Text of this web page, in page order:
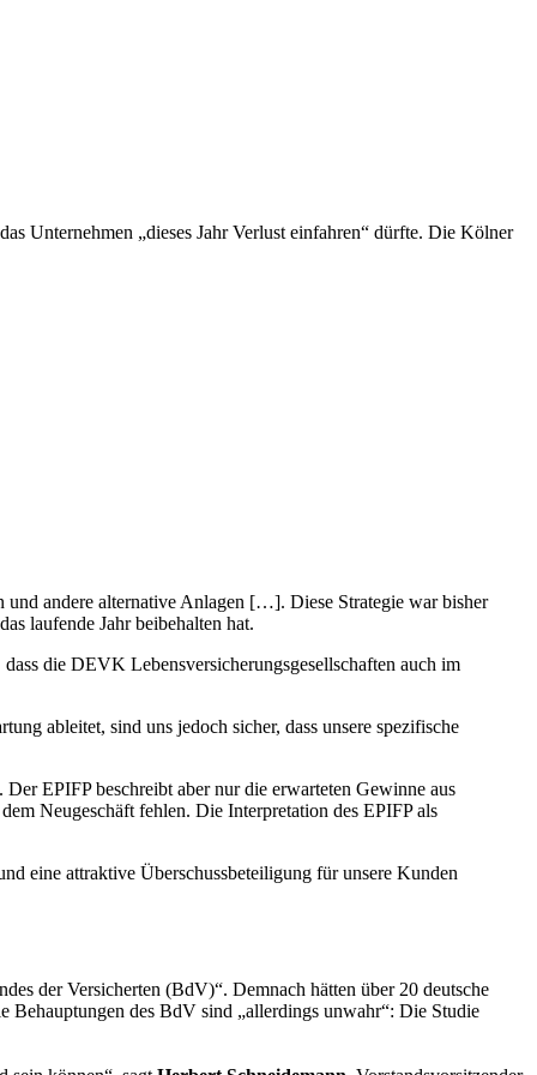
Unternehmen „dieses Jahr Verlust einfahren“ dürfte. Die Kölner
andere alternative Anlagen […]. Diese Strategie war bisher
laufende Jahr beibehalten hat.
die DEVK Lebensversicherungsgesellschaften auch im
ableitet, sind uns jedoch sicher, dass unsere spezifische
EPIFP beschreibt aber nur die erwarteten Gewinne aus
Neugeschäft fehlen. Die Interpretation des EPIFP als
eine attraktive Überschussbeteiligung für unsere Kunden
der Versicherten (BdV)“. Demnach hätten über 20 deutsche
Behauptungen des BdV sind „allerdings unwahr“: Die Studie